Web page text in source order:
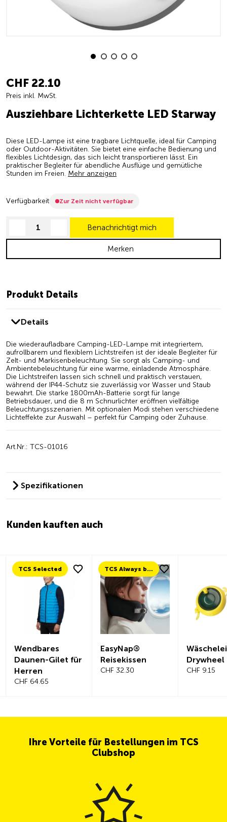
CHF 22.10
Preis inkl. MwSt.
Ausziehbare Lichterkette LED Starway
Diese LED-Lampe ist eine tragbare Lichtquelle, ideal für Camping
oder Outdoor-Aktivitäten. Sie bietet eine einfache Bedienung und
flexibles Lichtdesign, das sich leicht transportieren lässt. Ein
praktischer Begleiter für abendliche Ausflüge und gemütliche
Stunden im Freien. Mehr anzeigen
Verfügbarkeit Zur Zeit nicht verfügbar
decrease quantityincrease quantity
Benachrichtigt mich
Merken
Produkt Details
Details
Die wiederaufladbare Camping-LED-Lampe mit integriertem,
aufrollbarem und flexiblem Lichtstreifen ist der ideale Begleiter für
Zelt- und Markisenbeleuchtung. Sie sorgt als Camping- und
Ambientebeleuchtung für eine warme, einladende Atmosphäre.
Die Lichtstreifen lassen sich schnell und praktisch verstauen,
während der IP44-Schutz sie zuverlässig vor Wasser und Staub
bewahrt. Die starke 1800mAh-Batterie sorgt für lange
Betriebsdauer, und die 8 m Schnurlichter eröffnen vielfältige
Beleuchtungsszenarien. Mit optionalen Modi stehen verschiedene
Lichteffekte zur Auswahl – perfekt für Camping oder Zuhause.
Art.Nr.: TCS-01016
Spezifikationen
Kunden kauften auch
TCS Selected
Wendbares
Daunen-Gilet für
Herren
CHF 64.65
TCS Always by my side
EasyNap®
Reisekissen
CHF 32.30
Drywheel
CHF 9.15
Ihre Vorteile für Bestellungen im TCS
Clubshop